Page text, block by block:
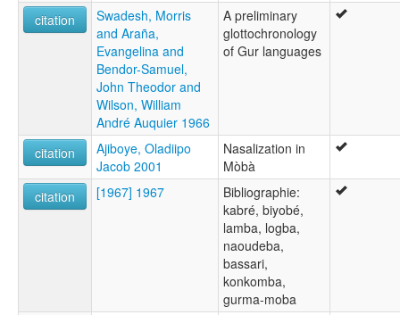
citation
Swadesh, Morris
and Araña,
Evangelina and
Bendor-Samuel,
John Theodor and
Wilson, William
André Auquier 1966
A preliminary
glottochronology
of Gur languages
citation
Ajiboye, Oladiipo
Jacob 2001
Nasalization in
Mòbà
citation
[1967] 1967
Bibliographie:
kabré, biyobé,
lamba, logba,
naoudeba,
bassari,
konkomba,
gurma-moba